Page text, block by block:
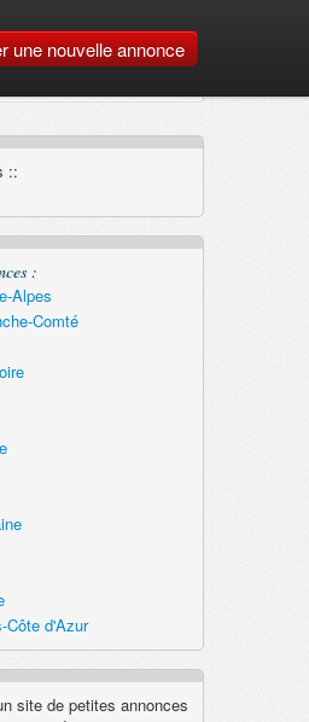
une nouvelle annonce
::
:
Alpes
Comté
Côte d'Azur
site de petites annonces